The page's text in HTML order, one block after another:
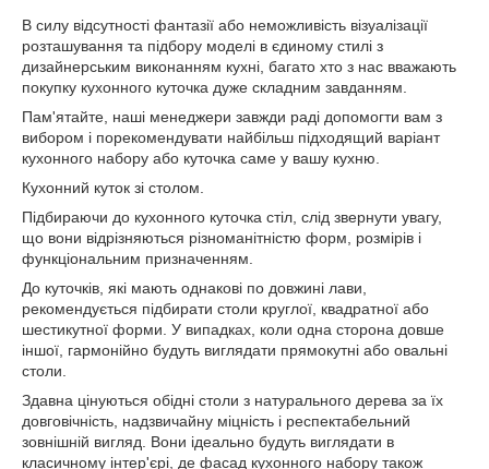
В силу відсутності фантазії або неможливість візуалізації
розташування та підбору моделі в єдиному стилі з
дизайнерським виконанням кухні, багато хто з нас вважають
покупку кухонного куточка дуже складним завданням.
Пам'ятайте, наші менеджери завжди раді допомогти вам з
вибором і порекомендувати найбільш підходящий варіант
кухонного набору або куточка саме у вашу кухню.
Кухонний куток зі столом.
Підбираючи до кухонного куточка стіл, слід звернути увагу,
що вони відрізняються різноманітністю форм, розмірів і
функціональним призначенням.
До куточків, які мають однакові по довжині лави,
рекомендується підбирати столи круглої, квадратної або
шестикутної форми. У випадках, коли одна сторона довше
іншої, гармонійно будуть виглядати прямокутні або овальні
столи.
Здавна цінуються обідні столи з натурального дерева за їх
довговічність, надзвичайну міцність і респектабельний
зовнішній вигляд. Вони ідеально будуть виглядати в
класичному інтер'єрі, де фасад кухонного набору також